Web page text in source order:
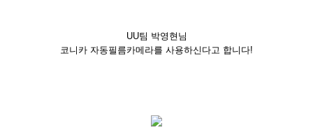
UU팀 박영현님
코니카 자동필름카메라를 사용하신다고 합니다!